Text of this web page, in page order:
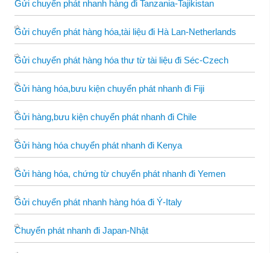
Gửi chuyển phát nhanh hàng đi Tanzania-Tajikistan
Gửi chuyển phát hàng hóa,tài liệu đi Hà Lan-Netherlands
Gửi chuyển phát hàng hóa thư từ tài liệu đi Séc-Czech
Gửi hàng hóa,bưu kiện chuyển phát nhanh đi Fiji
Gửi hàng,bưu kiện chuyển phát nhanh đi Chile
Gửi hàng hóa chuyển phát nhanh đi Kenya
Gửi hàng hóa, chứng từ chuyển phát nhanh đi Yemen
Gửi chuyển phát nhanh hàng hóa đi Ý-Italy
Chuyển phát nhanh đi Japan-Nhật